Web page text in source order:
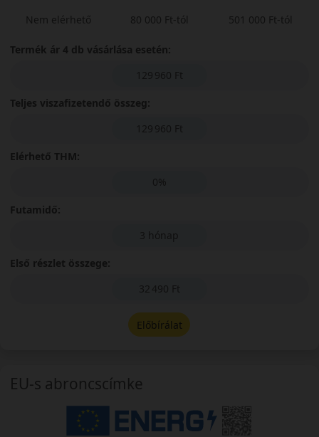
Nem elérhető
80 000 Ft-tól
501 000 Ft-tól
Termék ár 4 db vásárlása esetén:
129 960 Ft
Teljes viszafizetendő összeg:
129 960 Ft
Elérhető THM:
0%
Futamidő:
3 hónap
Első részlet összege:
32 490 Ft
Előbírálat
EU-s abroncscímke